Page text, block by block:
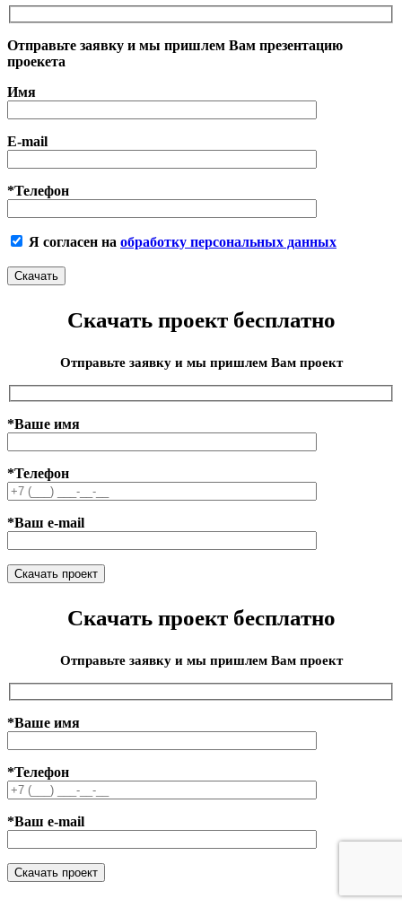
Отправьте заявку и мы пришлем Вам презентацию
проекета
Имя
E-mail
*Телефон
Я согласен на обработку персональных данных
Скачать проект бесплатно
Отправьте заявку и мы пришлем Вам проект
*Ваше имя
*Телефон
*Ваш e-mail
Скачать проект бесплатно
Отправьте заявку и мы пришлем Вам проект
*Ваше имя
*Телефон
*Ваш e-mail